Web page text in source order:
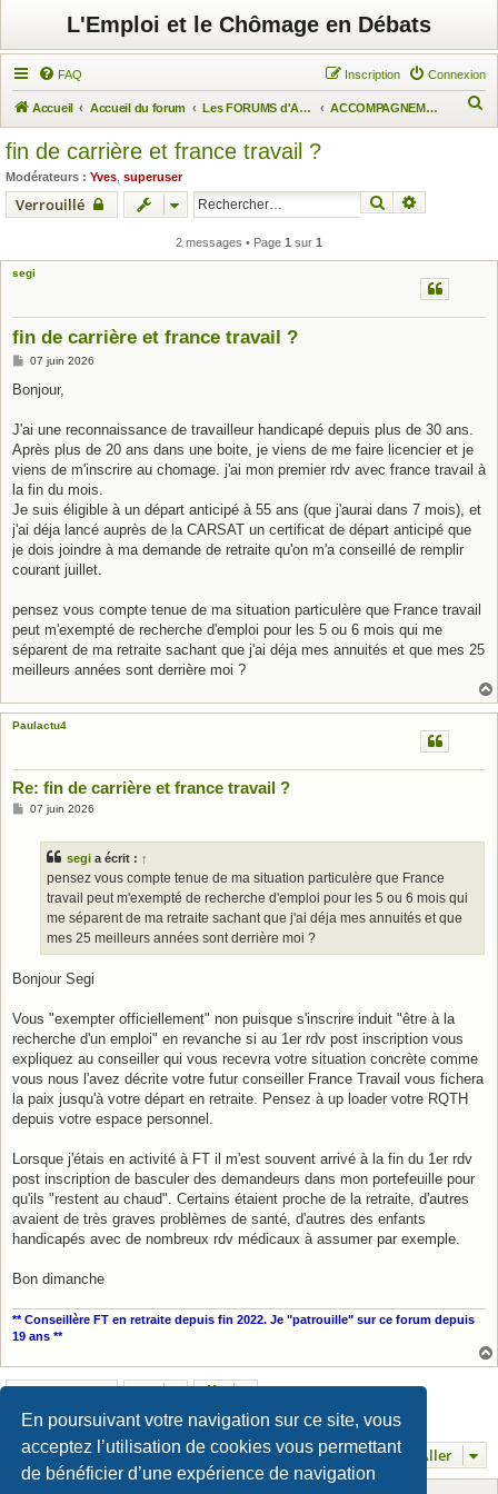
En poursuivant votre navigation sur ce site, vous
acceptez l’utilisation de cookies vous permettant
de bénéficier d’une expérience de navigation
L'Emploi et le Chômage en Débats
FAQ Connexion
Inscription
Accueil Accueil du forum Les FORUMS d'Actuchômage ACCOMPAGNEMENT DES CHÔMEURS
e
fin de carrière et france travail ?
Modérateurs : Yves superuser
Verrouillé Rechercher
2 messages • Page 1 sur 1
segi
fin de carrière et france travail ?
M
s
g
07 juin 2026
Bonjour,
J'ai une reconnaissance de travailleur handicapé depuis plus de 30 ans.
Après plus de 20 ans dans une boite, je viens de me faire licencier et je
viens de m'inscrire au chomage. j'ai mon premier rdv avec france travail à
la fin du mois.
Je suis éligible à un départ anticipé à 55 ans (que j'aurai dans 7 mois), et
j'ai déja lancé auprès de la CARSAT un certificat de départ anticipé que
je dois joindre à ma demande de retraite qu'on m'a conseillé de remplir
courant juillet.
pensez vous compte tenue de ma situation particulère que France travail
peut m'exempté de recherche d'emploi pour les 5 ou 6 mois qui me
séparent de ma retraite sachant que j'ai déja mes annuités et que mes 25
meilleurs années sont derrière moi ?
Paulactu4
Re: fin de carrière et france travail ?
M07 juin 2026
segi a écrit : ↑
pensez vous compte tenue de ma situation particulère que France
travail peut m'exempté de recherche d'emploi pour les 5 ou 6 mois qui
me séparent de ma retraite sachant que j'ai déja mes annuités et que
mes 25 meilleurs années sont derrière moi ?
Bonjour Segi
Vous "exempter officiellement" non puisque s'inscrire induit "être à la
recherche d'un emploi" en revanche si au 1er rdv post inscription vous
expliquez au conseiller qui vous recevra votre situation concrète comme
vous nous l'avez décrite votre futur conseiller France Travail vous fichera
la paix jusqu'à votre départ en retraite. Pensez à up loader votre RQTH
depuis votre espace personnel.
Lorsque j'étais en activité à FT il m'est souvent arrivé à la fin du 1er rdv
post inscription de basculer des demandeurs dans mon portefeuille pour
qu'ils "restent au chaud". Certains étaient proche de la retraite, d'autres
avaient de très graves problèmes de santé, d'autres des enfants
handicapés avec de nombreux rdv médicaux à assumer par exemple.
Bon dimanche
** Conseillère FT en retraite depuis fin 2022. Je "patrouille" sur ce forum depuis
19 ans **
2 messages • Page1sur1
Aller